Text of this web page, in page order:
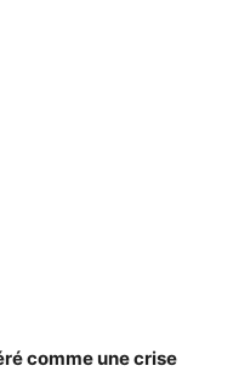
comme une crise